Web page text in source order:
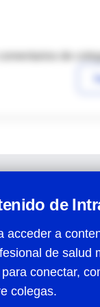
de
de
acceder a
de salud
conectar,
colegas.
de privacidad